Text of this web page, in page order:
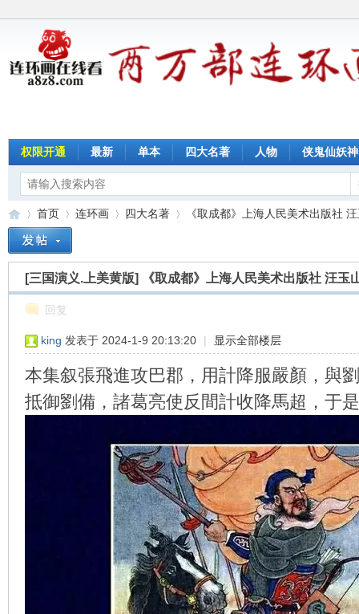
权限开通 最新 单本 四大名著 人物 侠鬼仙妖神
»
首页
›
连环画
›
四大名著
›
《取成都》上海人民美术出版社
[三国演义.上美黄版] 《取成都》上海人民美术出版社 汪玉
回复
king 发表于 2024-1-9 20:13:20 | 显示全部楼层
本集叙張飛進攻巴郡，用計降服嚴顏，與
抵御劉備，諸葛亮使反間計收降馬超，于